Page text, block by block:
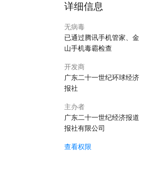
详细信息
无病毒
已通过腾讯手机管家、金
山手机毒霸检查
开发商
广东二十一世纪环球经济
报社
主办者
广东二十一世纪经济报道
报社有限公司
查看权限